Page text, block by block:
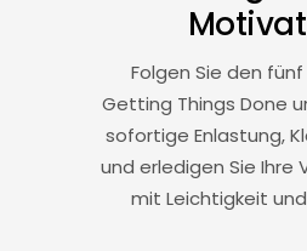
Folgen Sie den
Getting Things Done
sofortige Enlastung,
und erledigen Sie Ihre
mit Leichtigkeit